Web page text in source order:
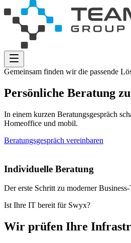
Gemeinsam finden wir die passende
Persönliche Beratung
In einem kurzen Beratungsgespräch
Homeoffice und mobil.
Beratungsgespräch vereinbaren
Individuelle Beratung
Der erste Schritt zu moderner
Ist Ihre IT bereit für Swyx?
Wir prüfen Ihre